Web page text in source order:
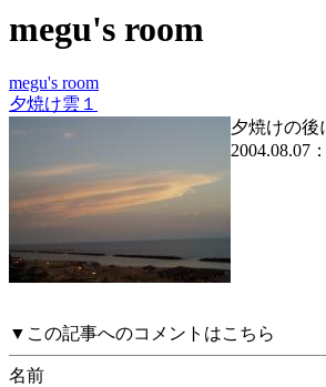
megu's room
megu's room
夕焼け雲１
夕焼けの後
2004.08.07：
▼この記事へのコメントはこちら
名前